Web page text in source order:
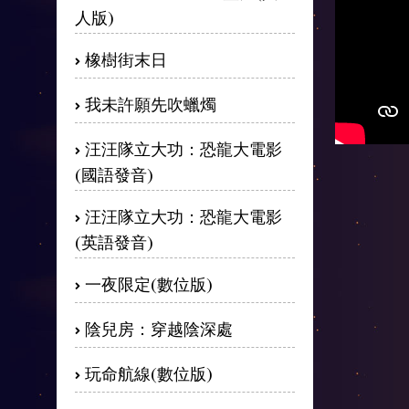
人版)
橡樹街末日
我未許願先吹蠟燭
汪汪隊立大功：恐龍大電影
(國語發音)
汪汪隊立大功：恐龍大電影
(英語發音)
一夜限定(數位版)
陰兒房：穿越陰深處
玩命航線(數位版)